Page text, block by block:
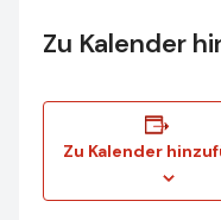
Zu Kalender
Zu Kalender